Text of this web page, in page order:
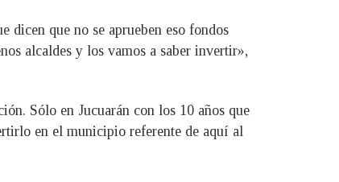
dicen que no se aprueben eso fondos
alcaldes y los vamos a saber invertir»,
Sólo en Jucuarán con los 10 años que
en el municipio referente de aquí al